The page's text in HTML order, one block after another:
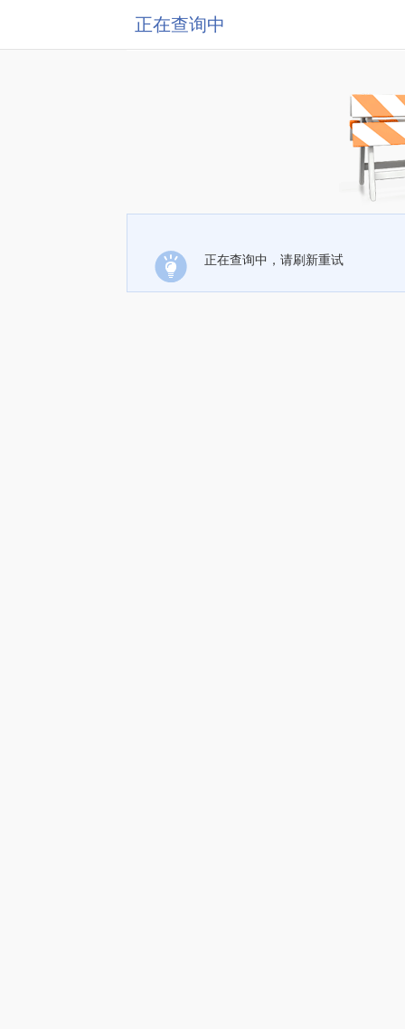
正在查询中
正在查询中，请刷新重试